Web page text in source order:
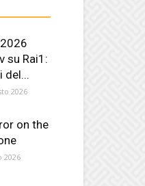
su Rai1:
del...
2026
on the
2026